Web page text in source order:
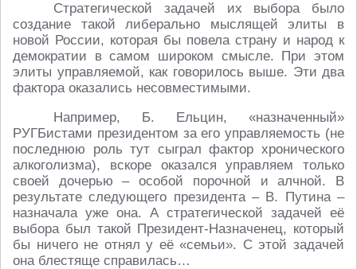
Стратегической задачей их выбора было
создание такой либерально мыслящей элиты в
новой России, которая бы повела страну и народ к
демократии в самом широком смысле. При этом
элиты управляемой, как говорилось выше. Эти два
фактора оказались несовместимыми.
Например, Б. Ельцин, «назначенный»
РУГБистами президентом за его управляемость (не
последнюю роль тут сыграл фактор хронического
алкоголизма), вскоре оказался управляем только
своей дочерью – особой порочной и алчной. В
результате следующего президента – В. Путина –
назначала уже она. А стратегической задачей её
выбора был такой Президент-Назначенец, который
бы ничего не отнял у её «семьи». С этой задачей
она блестяще справилась…